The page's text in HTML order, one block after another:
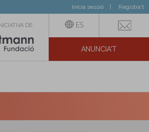
Inicia sessió Registra't
DE: ES
ANUNCIA'T